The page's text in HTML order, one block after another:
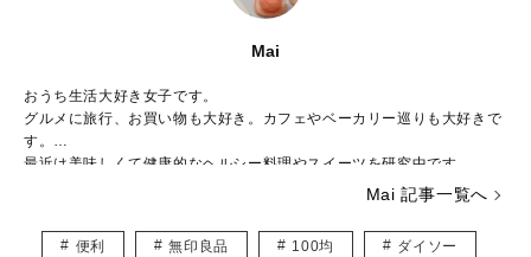
Mai
おうち生活大好き女子です。
グルメに旅行、お買い物も大好き。カフェやベーカリー巡りも大好きで
す。
最近は美味しくて健康的なヘルシー料理やスイーツを研究中です。
記事を通じて、たくさんの「大好き」のおすそ分けができれば嬉しいで
Mai 記事一覧へ
便利 無印良品 100均 ダイソー